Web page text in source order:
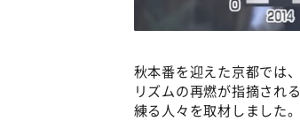
秋本番を迎えた京都では
リズムの再燃が指摘され
練る人々を取材しました。